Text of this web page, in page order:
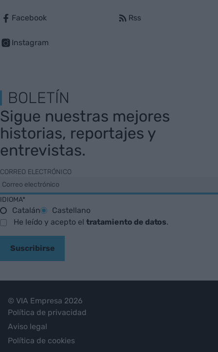
Facebook
Instagram
Rss
BOLETÍN
Sigue nuestras mejores
historias, reportajes y
entrevistas.
CORREO ELECTRÓNICO
IDIOMA*
Catalán
Castellano
He leído y acepto el tratamiento de datos.
Suscribirse
© VIA Empresa 2026
Política de privacidad
Aviso legal
Política de cookies